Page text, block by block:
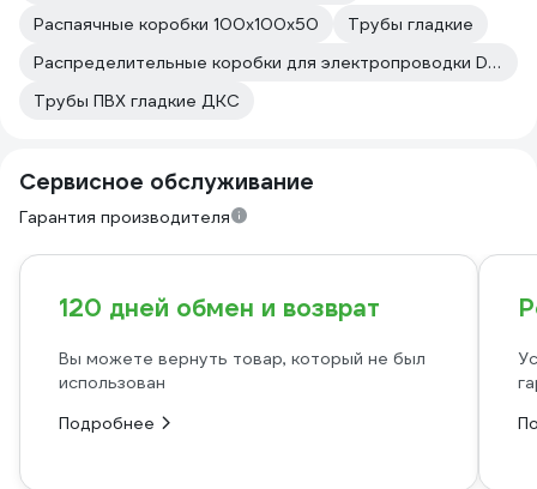
Распаячные коробки 100х100х50
Трубы гладкие
Распределительные коробки для электропроводки DKC
Трубы ПВХ гладкие ДКС
Сервисное обслуживание
Гарантия производителя
120 дней обмен и возврат
Вы можете вернуть товар, который не был
использован
Подробнее